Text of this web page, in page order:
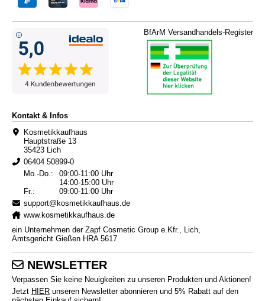
BfArM Versandhandels-Register
Kontakt & Infos
Kosmetikkaufhaus
Hauptstraße 13
35423 Lich
06404 50899-0
Mo.-Do.:
09:00-11:00 Uhr
14:00-15:00 Uhr
Fr.:
09:00-11:00 Uhr
support@kosmetikkaufhaus.de
www.kosmetikkaufhaus.de
ein Unternehmen der Zapf Cosmetic Group e.Kfr., Lich,
Amtsgericht Gießen HRA 5617
NEWSLETTER
Verpassen Sie keine Neuigkeiten zu unseren Produkten und Aktionen!
Jetzt HIER unseren Newsletter abonnieren und 5% Rabatt auf den